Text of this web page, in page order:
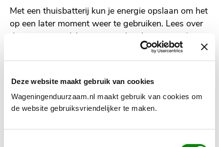
Deze website maakt gebruik van cookies
Wageningenduurzaam.nl maakt gebruik van cookies om
de website gebruiksvriendelijker te maken.
Met een thuisbatterij kun je energie opslaan om het
op een later moment weer te gebruiken. Lees over
de voor- en nadelen van een thuisbatterij op
de
Heb je nog vragen?
HetEnergielokethelpt je.
Energieloket
Vragen over energie besparen, verduurzaming,